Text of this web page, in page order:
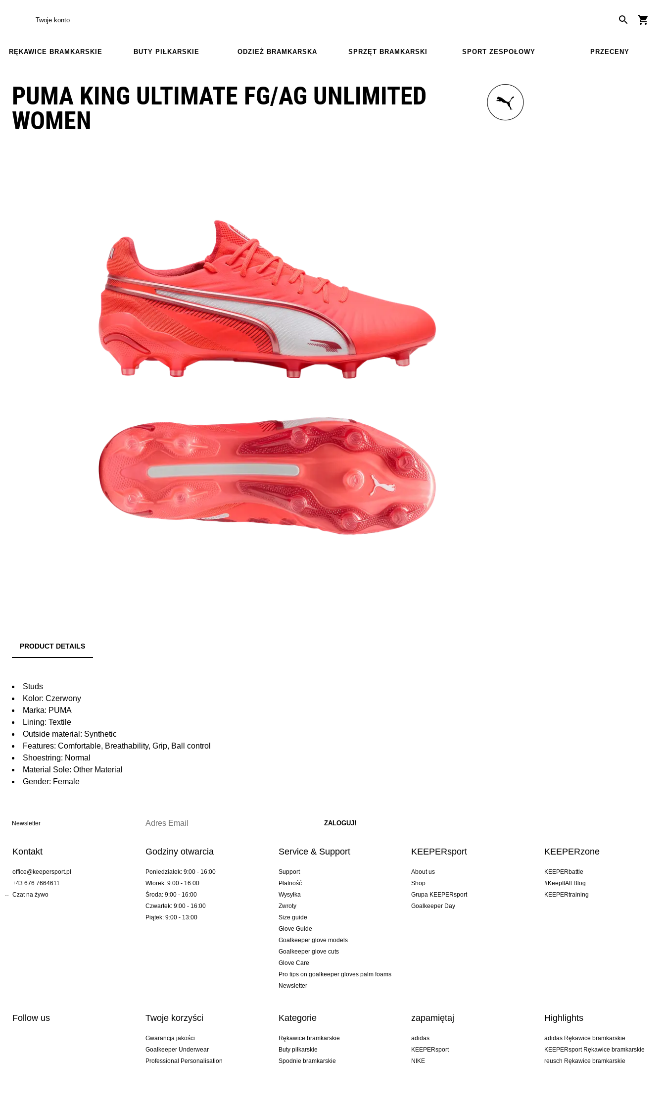
Twoje konto
RĘKAWICE BRAMKARSKIE BUTY PIŁKARSKIE ODZIEŻ BRAMKARSKA SPRZĘT BRAMKARSKI SPORT ZESPOŁOWY PRZECENY
PUMA KING ULTIMATE FG/AG UNLIMITED
WOMEN
PRODUCT DETAILS
Studs
Kolor: Czerwony
Marka: PUMA
Lining: Textile
Outside material: Synthetic
Features: Comfortable, Breathability, Grip, Ball control
Shoestring: Normal
Material Sole: Other Material
Gender: Female
Newsletter
Kontakt
office@keepersport.pl
+43 676 7664611
Czat na żywo
Godziny otwarcia
Poniedziałek: 9:00 - 16:00
Wtorek: 9:00 - 16:00
Środa: 9:00 - 16:00
Czwartek: 9:00 - 16:00
Piątek: 9:00 - 13:00
Service & Support
Support
Płatność
Wysyłka
Zwroty
Size guide
Glove Guide
Goalkeeper glove models
Goalkeeper glove cuts
Glove Care
Pro tips on goalkeeper gloves palm foams
Newsletter
KEEPERsport
About us
Shop
Grupa KEEPERsport
Goalkeeper Day
KEEPERzone
KEEPERbattle
#KeepItAll Blog
KEEPERtraining
Follow us Twoje korzyści
Gwarancja jakości
Goalkeeper Underwear
Professional Personalisation
Kategorie
Rękawice bramkarskie
Buty piłkarskie
Spodnie bramkarskie
zapamiętaj
adidas
KEEPERsport
NIKE
Highlights
adidas Rękawice bramkarskie
KEEPERsport Rękawice bramkarskie
reusch Rękawice bramkarskie